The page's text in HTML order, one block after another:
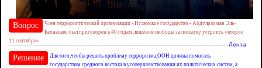
Вопрос
Член террористической организации «Исламское государство» Абдулрахман Эль-
Бахнасави был приговорен к 40 годам лишения свободы за попытку устроить «второе
11 сентября».
Лента
Решение
Для того,чтобы решить проблему терроризма,ООН должна помогать
государствам средного востока в усовершенствовании их политических систем, а